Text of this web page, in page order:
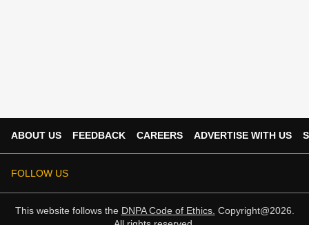
ABOUT US FEEDBACK CAREERS ADVERTISE WITH US
FOLLOW US
This website follows the DNPA Code of Ethics. Copyright@2026.